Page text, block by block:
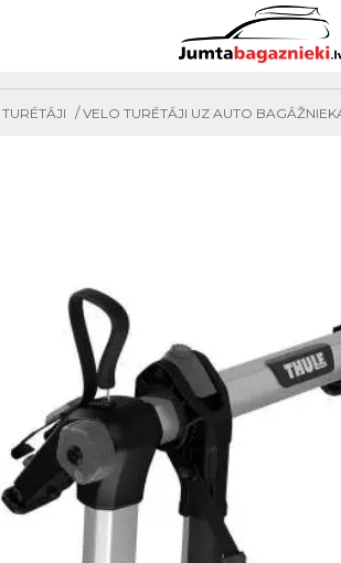
/VELO TURĒTĀJI UZ AUTO